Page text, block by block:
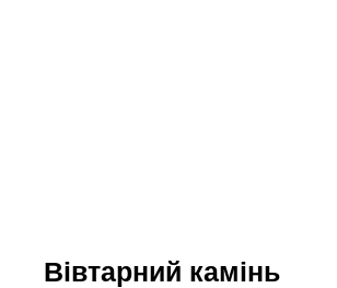
Вівтарний камінь